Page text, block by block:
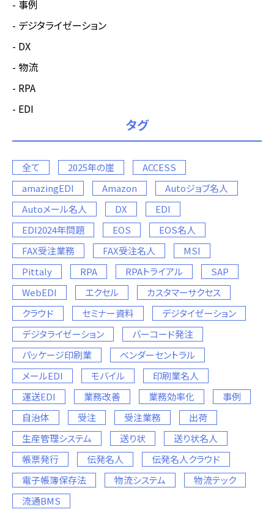
事例
デジタライゼーション
DX
物流
RPA
EDI
タグ
全て 2025年の崖
ACCESS
amazingEDI
Amazon
Autoジョブ名人
Autoメール名人
DX
EDI
EDI2024年問題
EOS
EOS名人
FAX受注業務
FAX受注名人
MSI
Pittaly
RPA RPAトライアル
SAP
WebEDI
エクセル
カスタマーサクセス
クラウド
セミナー資料
デジタイゼーション
デジタライゼーション
バーコード発注
パッケージ印刷業
ベンダーセントラル
メールEDI
モバイル
印刷業名人
運送EDI
業務改善 業務効率化
事例
自治体
受注 受注業務
出荷
生産管理システム
送り状
送り状名人
帳票発行
伝発名人
伝発名人クラウド
電子帳簿保存法
物流システム
物流テック
流通BMS